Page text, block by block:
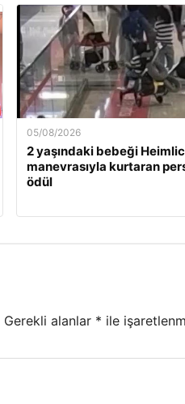
05/08/2026
2 yaşındaki bebeği
manevrasıyla kurtaran
ödül
Gerekli alanlar * ile